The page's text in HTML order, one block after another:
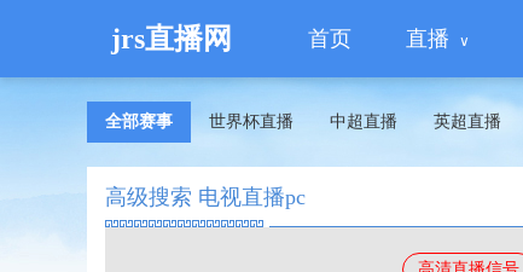
jrs直播网 首页 直播
全部赛事 世界杯直播 中超直播 英超直播
高级搜索 电视直播pc